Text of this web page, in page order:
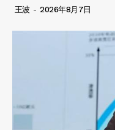
王波 - 2026年8月7日